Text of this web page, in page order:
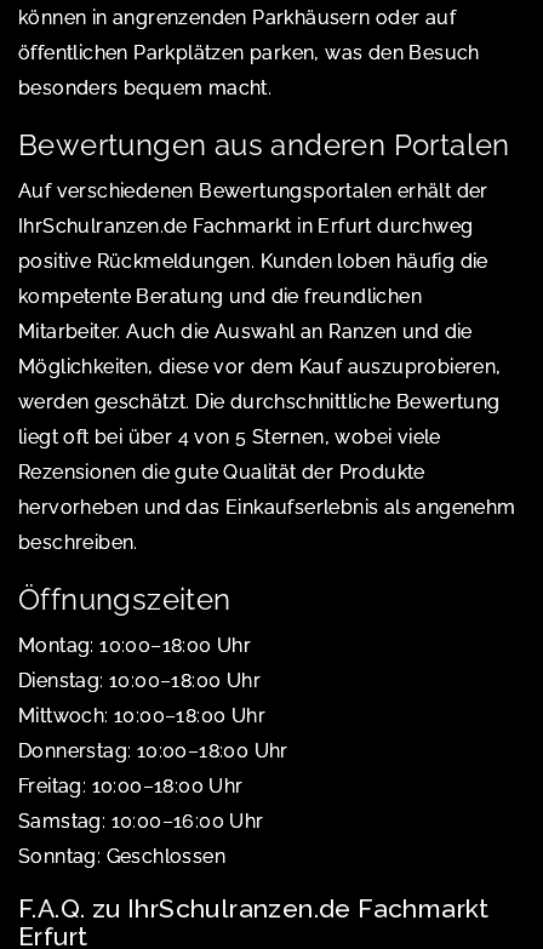
können in angrenzenden Parkhäusern oder auf
öffentlichen Parkplätzen parken, was den Besuch
besonders bequem macht.
Bewertungen aus anderen Portalen
Auf verschiedenen Bewertungsportalen erhält der
IhrSchulranzen.de Fachmarkt in Erfurt durchweg
positive Rückmeldungen. Kunden loben häufig die
kompetente Beratung und die freundlichen
Mitarbeiter. Auch die Auswahl an Ranzen und die
Möglichkeiten, diese vor dem Kauf auszuprobieren,
werden geschätzt. Die durchschnittliche Bewertung
liegt oft bei über 4 von 5 Sternen, wobei viele
Rezensionen die gute Qualität der Produkte
hervorheben und das Einkaufserlebnis als angenehm
beschreiben.
Öffnungszeiten
Montag: 10:00–18:00 Uhr
Dienstag: 10:00–18:00 Uhr
Mittwoch: 10:00–18:00 Uhr
Donnerstag: 10:00–18:00 Uhr
Freitag: 10:00–18:00 Uhr
Samstag: 10:00–16:00 Uhr
Sonntag: Geschlossen
F.A.Q. zu IhrSchulranzen.de Fachmarkt
Erfurt